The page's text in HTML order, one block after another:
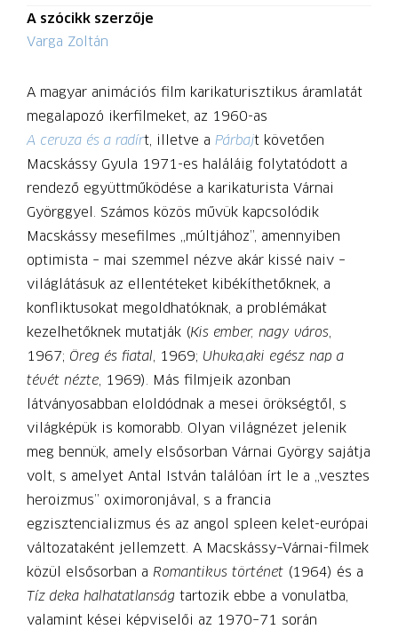
A szócikk szerzője
Varga Zoltán
A magyar animációs film karikaturisztikus áramlatát
megalapozó ikerfilmeket, az 1960-as
A ceruza és a radírt, illetve a Párbajt követően
Macskássy Gyula 1971-es haláláig folytatódott a
rendező együttműködése a karikaturista Várnai
Györggyel. Számos közös művük kapcsolódik
Macskássy mesefilmes „múltjához”, amennyiben
optimista – mai szemmel nézve akár kissé naiv –
világlátásuk az ellentéteket kibékíthetőknek, a
konfliktusokat megoldhatóknak, a problémákat
kezelhetőknek mutatják (Kis ember, nagy város,
1967; Öreg és fiatal, 1969; Uhuka,aki egész nap a
tévét nézte, 1969). Más filmjeik azonban
látványosabban eloldódnak a mesei örökségtől, s
világképük is komorabb. Olyan világnézet jelenik
meg bennük, amely elsősorban Várnai György sajátja
volt, s amelyet Antal István találóan írt le a „vesztes
heroizmus” oximoronjával, s a francia
egzisztencializmus és az angol ­spleen kelet-európai
változataként jellemzett. A Macskássy–Várnai-filmek
közül elsősorban a Romantikus történet (1964) és a
Tíz deka halhatatlanság tartozik ebbe a vonu­latba,
valamint kései képviselői az 1970–71 során